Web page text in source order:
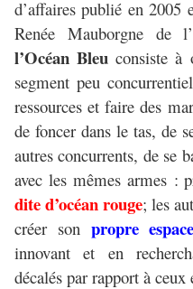
d’affaires publié en
Renée Mauborgne de
l’Océan Bleu consiste à
segment peu
ressources et faire des
de foncer dans le tas, de
autres concurrents, de se
avec les mêmes armes
dite d’océan rouge; les
créer son propre
innovant et en
décalés par rapport à ceux